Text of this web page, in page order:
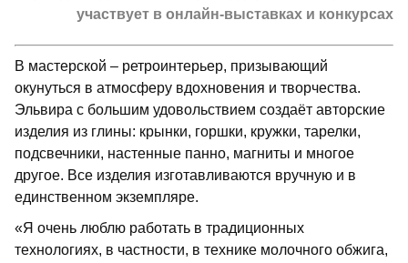
участвует в онлайн-выставках и конкурсах
В мастерской – ретроинтерьер, призывающий
окунуться в атмосферу вдохновения и творчества.
Эльвира с большим удовольствием создаёт авторские
изделия из глины: крынки, горшки, кружки, тарелки,
подсвечники, настенные панно, магниты и многое
другое. Все изделия изготавливаются вручную и в
единственном экземпляре.
«Я очень люблю работать в традиционных
технологиях, в частности, в технике молочного обжига,